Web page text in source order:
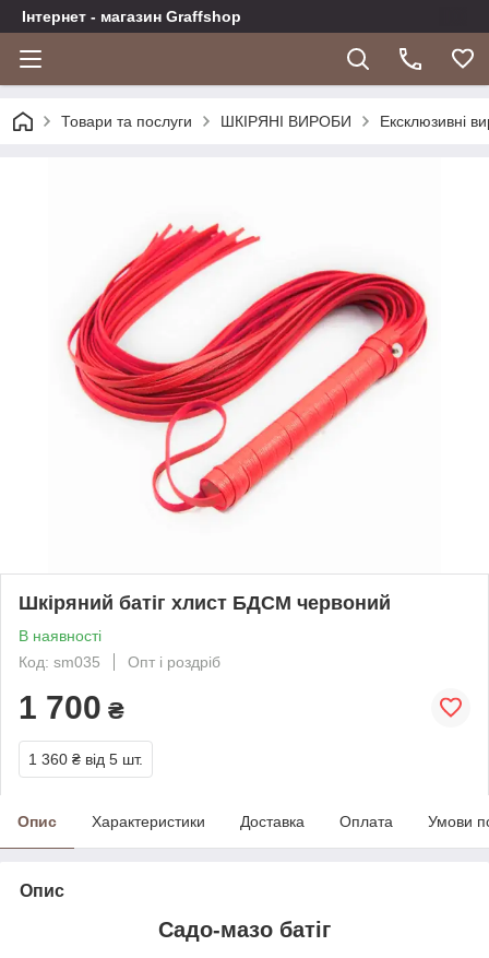
Інтернет - магазин Graffshop
Товари та послуги ШКІРЯНІ ВИРОБИ Ексклюзивні
Шкіряний батіг хлист БДСМ червоний
В наявності
Код: sm035
Опт і роздріб
1 700 ₴
1 360 ₴ від 5 шт.
Опис Характеристики Доставка Оплата Умови
Опис
Садо-мазо батіг